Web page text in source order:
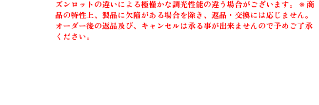
ズンロットの違いによる極僅かな調光性能の違う場合がございます。 ※ 商
品の特性上、製品に欠陥がある場合を除き、返品・交換には応じません。
オーダー後の返品及び、キャンセルは承る事が出来ませんので予めご了承
ください。